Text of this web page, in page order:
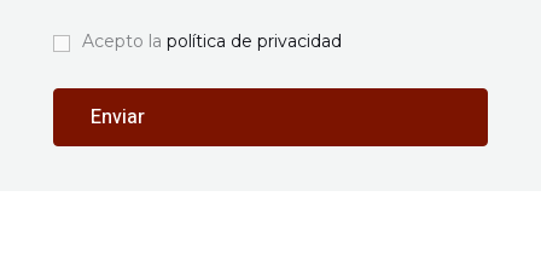
Acepto la política de privacidad